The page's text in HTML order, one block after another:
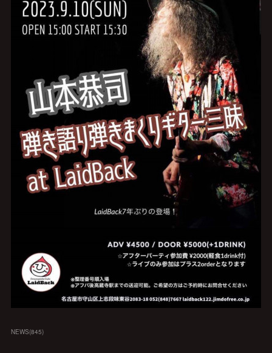
NEWS(845)